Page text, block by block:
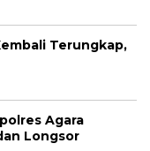
Terungkap,
Agara
Longsor